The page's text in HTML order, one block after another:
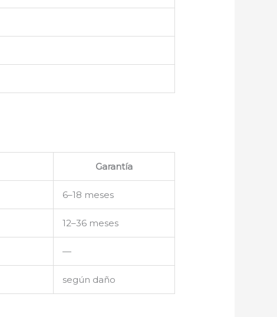
Garantía
6–18 meses
12–36 meses
—
según daño